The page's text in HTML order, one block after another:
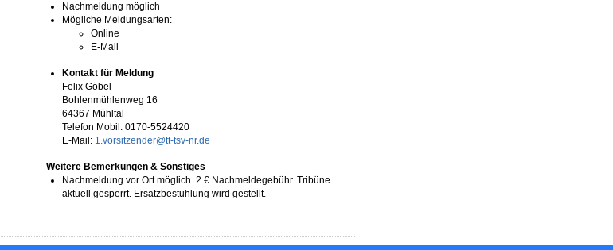
Nachmeldung möglich
Mögliche Meldungsarten:
Online
E-Mail
Kontakt für Meldung
Felix Göbel
Bohlenmühlenweg 16
64367 Mühltal
Telefon Mobil: 0170-5524420
E-Mail: 1.vorsitzender@tt-tsv-nr.de
Weitere Bemerkungen & Sonstiges
Nachmeldung vor Ort möglich. 2 € Nachmeldegebühr. Tribüne
aktuell gesperrt. Ersatzbestuhlung wird gestellt.